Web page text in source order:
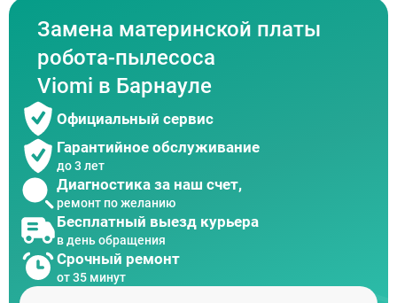
Замена материнской платы
робота-пылесоса
Viomi в Барнауле
Официальный сервис
Гарантийное обслуживание
до 3 лет
Диагностика за наш счет,
ремонт по желанию
Бесплатный выезд курьера
в день обращения
Срочный ремонт
от 35 минут